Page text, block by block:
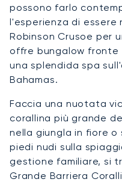
possono farlo
l'esperienza di essere
Robinson Crusoe per
offre bungalow fronte
una splendida spa
Bahamas.
Faccia una nuotata
corallina più grande
nella giungla in fiore o
piedi nudi sulla
gestione familiare, si
Grande Barriera